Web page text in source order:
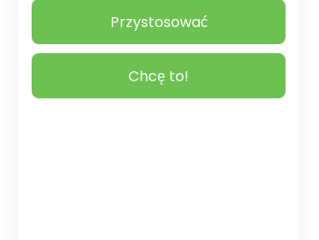
Przystosować
Chcę to!